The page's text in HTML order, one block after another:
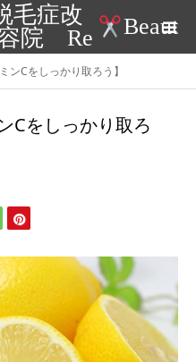
毛症改
院 Re
Beaut
ンCをしっかり取ろう】
Cをしっかり取ろ